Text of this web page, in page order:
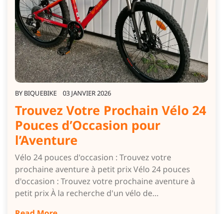
BY BIQUEBIKE 03 JANVIER 2026
Trouvez Votre Prochain Vélo 24
Pouces d’Occasion pour
l’Aventure
Vélo 24 pouces d'occasion : Trouvez votre
prochaine aventure à petit prix Vélo 24 pouces
d'occasion : Trouvez votre prochaine aventure à
petit prix À la recherche d'un vélo de…